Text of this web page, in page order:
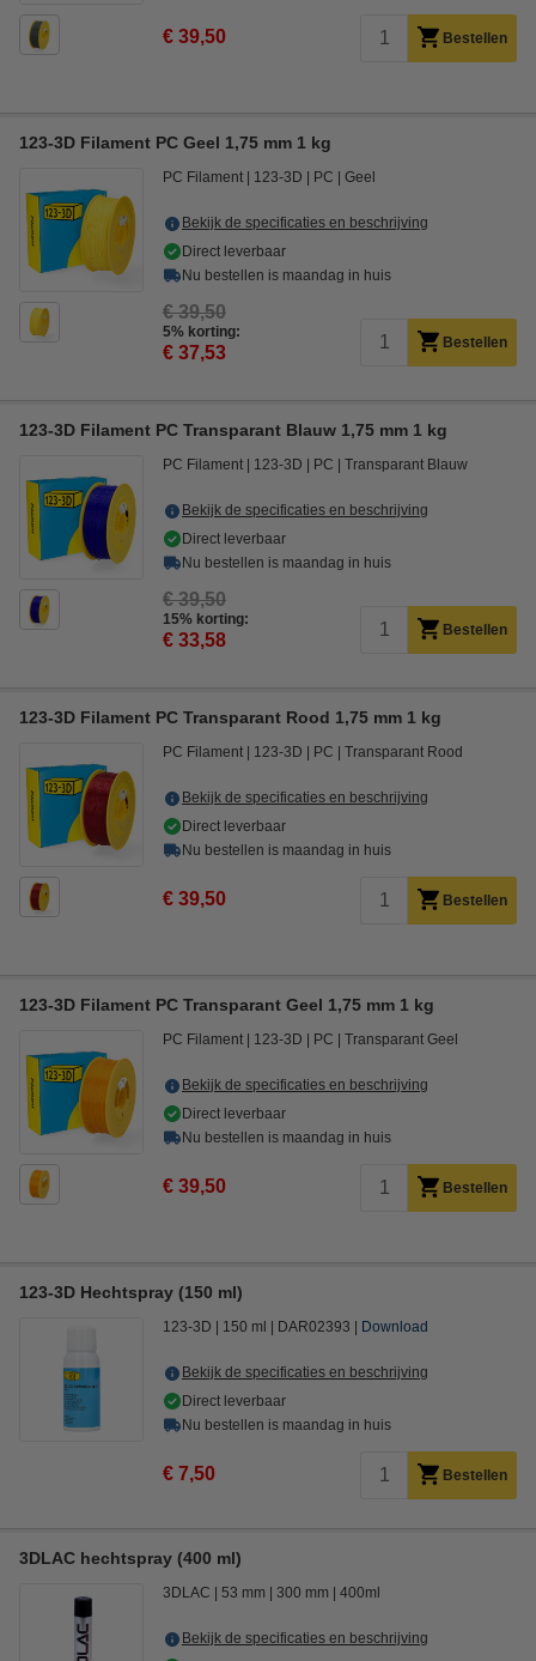
€ 39,50 Bestellen
123-3D Filament PC Geel 1,75 mm 1 kg
PC Filament 123-3D PC Geel
Bekijk de specificaties en beschrijving
Direct leverbaar
Nu bestellen is maandag in huis
€ 39,50
5% korting:
€ 37,53 Bestellen
123-3D Filament PC Transparant Blauw 1,75 mm 1 kg
PC Filament 123-3D PC Transparant Blauw
Bekijk de specificaties en beschrijving
Direct leverbaar
Nu bestellen is maandag in huis
€ 39,50
15% korting:
€ 33,58 Bestellen
123-3D Filament PC Transparant Rood 1,75 mm 1 kg
PC Filament 123-3D PC Transparant Rood
Bekijk de specificaties en beschrijving
Direct leverbaar
Nu bestellen is maandag in huis
€ 39,50 Bestellen
123-3D Filament PC Transparant Geel 1,75 mm 1 kg
PC Filament 123-3D PC Transparant Geel
Bekijk de specificaties en beschrijving
Direct leverbaar
Nu bestellen is maandag in huis
€ 39,50 Bestellen
123-3D Hechtspray (150 ml)
123-3D 150 ml DAR02393 Download
Bekijk de specificaties en beschrijving
Direct leverbaar
Nu bestellen is maandag in huis
€ 7,50 Bestellen
3DLAC hechtspray (400 ml)
3DLAC 53 mm 300 mm 400ml
Bekijk de specificaties en beschrijving